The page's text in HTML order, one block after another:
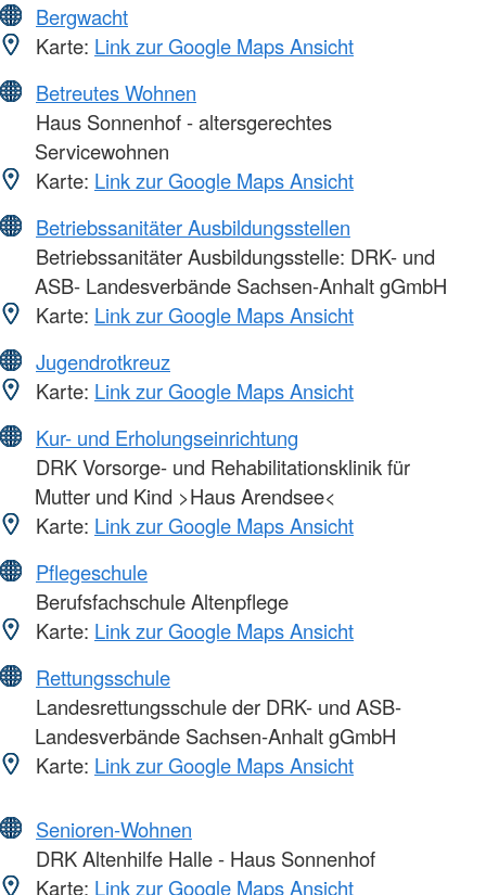
Bergwacht
Karte: Link zur Google Maps Ansicht
Betreutes Wohnen
Haus Sonnenhof - altersgerechtes
Servicewohnen
Karte: Link zur Google Maps Ansicht
Betriebssanitäter Ausbildungsstellen
Betriebssanitäter Ausbildungsstelle: DRK- und
ASB- Landesverbände Sachsen-Anhalt gGmbH
Karte: Link zur Google Maps Ansicht
Jugendrotkreuz
Karte: Link zur Google Maps Ansicht
Kur- und Erholungseinrichtung
DRK Vorsorge- und Rehabilitationsklinik für
Mutter und Kind >Haus Arendsee<
Karte: Link zur Google Maps Ansicht
Pflegeschule
Berufsfachschule Altenpflege
Karte: Link zur Google Maps Ansicht
Rettungsschule
Landesrettungsschule der DRK- und ASB-
Landesverbände Sachsen-Anhalt gGmbH
Karte: Link zur Google Maps Ansicht
Senioren-Wohnen
DRK Altenhilfe Halle - Haus Sonnenhof
Karte: Link zur Google Maps Ansicht